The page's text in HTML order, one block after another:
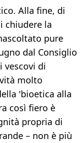
Alla fine, di
chiudere la
pure
dal Consiglio
vescovi di
molto
'bioetica alla
così fiero è
propria di
– non è più